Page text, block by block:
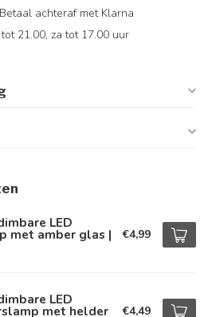
achteraf met Klarna
21.00, za tot 17.00 uur
LED
met amber glas | €4,99
LED
met helder €4,49